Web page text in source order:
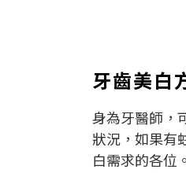
牙齒美白
身為牙醫師，
狀況，如果有
白需求的各位。